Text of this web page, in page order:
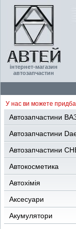
інтернет-магазин
автозапчастин
У нас ви можете
Автозапчастини
Автозапчастини
Автозапчастини
Автокосметика
Автохімія
Аксесуари
Акумулятори